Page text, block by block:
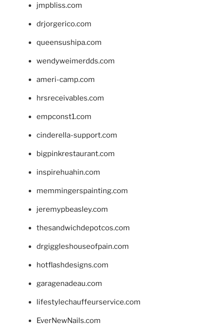
jmpbliss.com
drjorgerico.com
queensushipa.com
wendyweimerdds.com
ameri-camp.com
hrsreceivables.com
empconst1.com
cinderella-support.com
bigpinkrestaurant.com
inspirehuahin.com
memmingerspainting.com
jeremypbeasley.com
thesandwichdepotcos.com
drgiggleshouseofpain.com
hotflashdesigns.com
garagenadeau.com
lifestylechauffeurservice.com
EverNewNails.com